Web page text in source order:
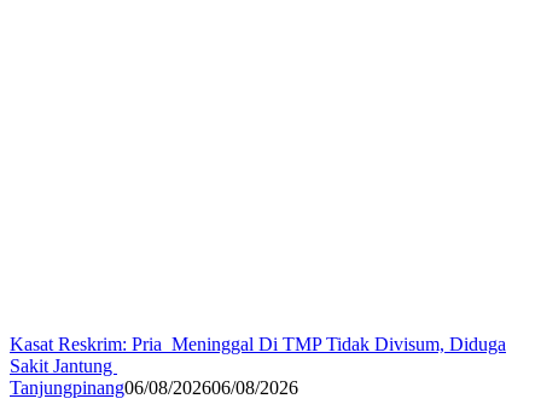
Kasat Reskrim: Pria Meninggal Di TMP Tidak Divisum, Diduga
Sakit Jantung
Tanjungpinang06/08/202606/08/2026